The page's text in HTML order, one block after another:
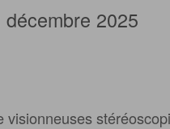
décembre 2025
visionneuses